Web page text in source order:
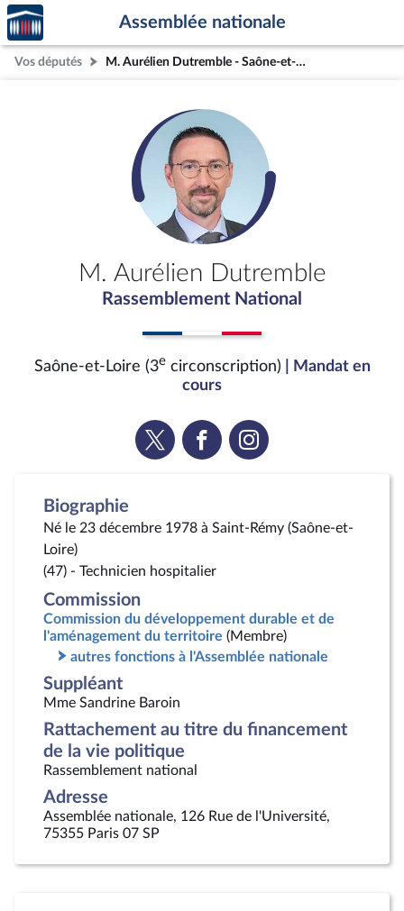
Aller au contenu
Aller en bas de la page
Accèder
à la
page
d'accueil
Assemblée nationale
Vos députés M. Aurélien Dutremble - Saône-et-Loire (3e circonscription)
M. Aurélien Dutremble
Rassemblement National
Saône-et-Loire (3ecirconscription)
| Mandat en
cours
Voir
la
Voir
la
Voir
la
Biographie
Né le 23 décembre 1978 à Saint-Rémy (Saône-et-
Loire)
(47) - Technicien hospitalier
Commission
Commission du développement durable et de
l'aménagement du territoire (Membre)
autres fonctions à l'Assemblée nationale
Suppléant
Mme Sandrine Baroin
Rattachement au titre du financement
de la vie politique
Rassemblement national
Adresse
Assemblée nationale, 126 Rue de l'Université,
75355 Paris 07 SP